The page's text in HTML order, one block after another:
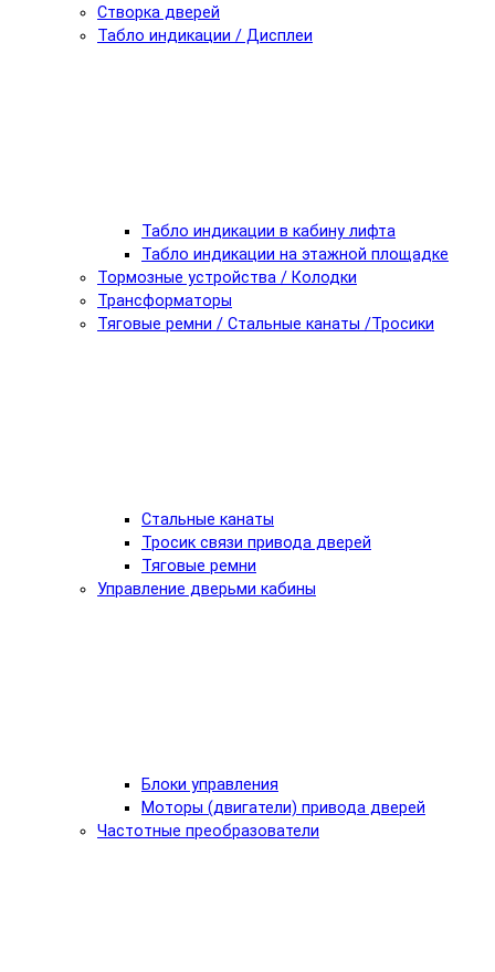
Створка дверей
Табло индикации / Дисплеи
Табло индикации в кабину лифта
Табло индикации на этажной площадке
Тормозные устройства / Колодки
Трансформаторы
Тяговые ремни / Стальные канаты /Тросики
Стальные канаты
Тросик связи привода дверей
Тяговые ремни
Управление дверьми кабины
Блоки управления
Моторы (двигатели) привода дверей
Частотные преобразователи